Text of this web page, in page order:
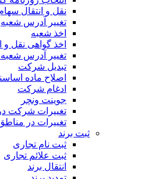
نقل و انتقال
تغییر آدرس شعبه
اخذ شعبه
اخذ گواهی نقل و
تغییر آدرس
تبدیل شرکت
اصلاح ماده
ادغام شرکت
جوینت ونچر
تغییرات شرکت
تغییرات در
ثبت برند
ثبت نام تجاری
ثبت علائم تجاری
انتقال برند